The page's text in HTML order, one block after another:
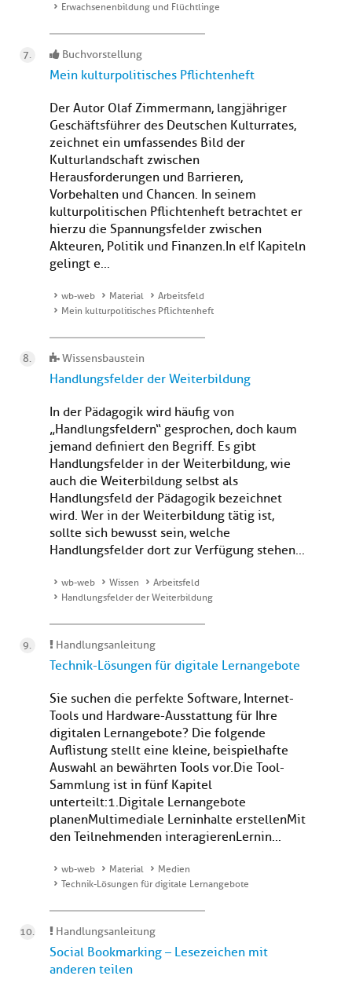
Erwachsenenbildung und Flüchtlinge
Buchvorstellung
Mein kulturpolitisches Pflichtenheft
Der Autor Olaf Zimmermann, langjähriger
Geschäftsführer des Deutschen Kulturrates,
zeichnet ein umfassendes Bild der
Kulturlandschaft zwischen
Herausforderungen und Barrieren,
Vorbehalten und Chancen. In seinem
kulturpolitischen Pflichtenheft betrachtet er
hierzu die Spannungsfelder zwischen
Akteuren, Politik und Finanzen.In elf Kapiteln
gelingt e...
wb-web Material
Arbeitsfeld
Mein kulturpolitisches Pflichtenheft
Wissensbaustein
Handlungsfelder der Weiterbildung
In der Pädagogik wird häufig von
„Handlungsfeldern“ gesprochen, doch kaum
jemand definiert den Begriff. Es gibt
Handlungsfelder in der Weiterbildung, wie
auch die Weiterbildung selbst als
Handlungsfeld der Pädagogik bezeichnet
wird. Wer in der Weiterbildung tätig ist,
sollte sich bewusst sein, welche
Handlungsfelder dort zur Verfügung stehen...
wb-web Wissen
Arbeitsfeld
Handlungsfelder der Weiterbildung
Handlungsanleitung
Technik-Lösungen für digitale Lernangebote
Sie suchen die perfekte Software, Internet-
Tools und Hardware-Ausstattung für Ihre
digitalen Lernangebote? Die folgende
Auflistung stellt eine kleine, beispielhafte
Auswahl an bewährten Tools vor.Die Tool-
Sammlung ist in fünf Kapitel
unterteilt:1.Digitale Lernangebote
planenMultimediale Lerninhalte erstellenMit
den Teilnehmenden interagierenLernin...
wb-web Material
Medien
Technik-Lösungen für digitale Lernangebote
Handlungsanleitung
Social Bookmarking – Lesezeichen mit
anderen teilen